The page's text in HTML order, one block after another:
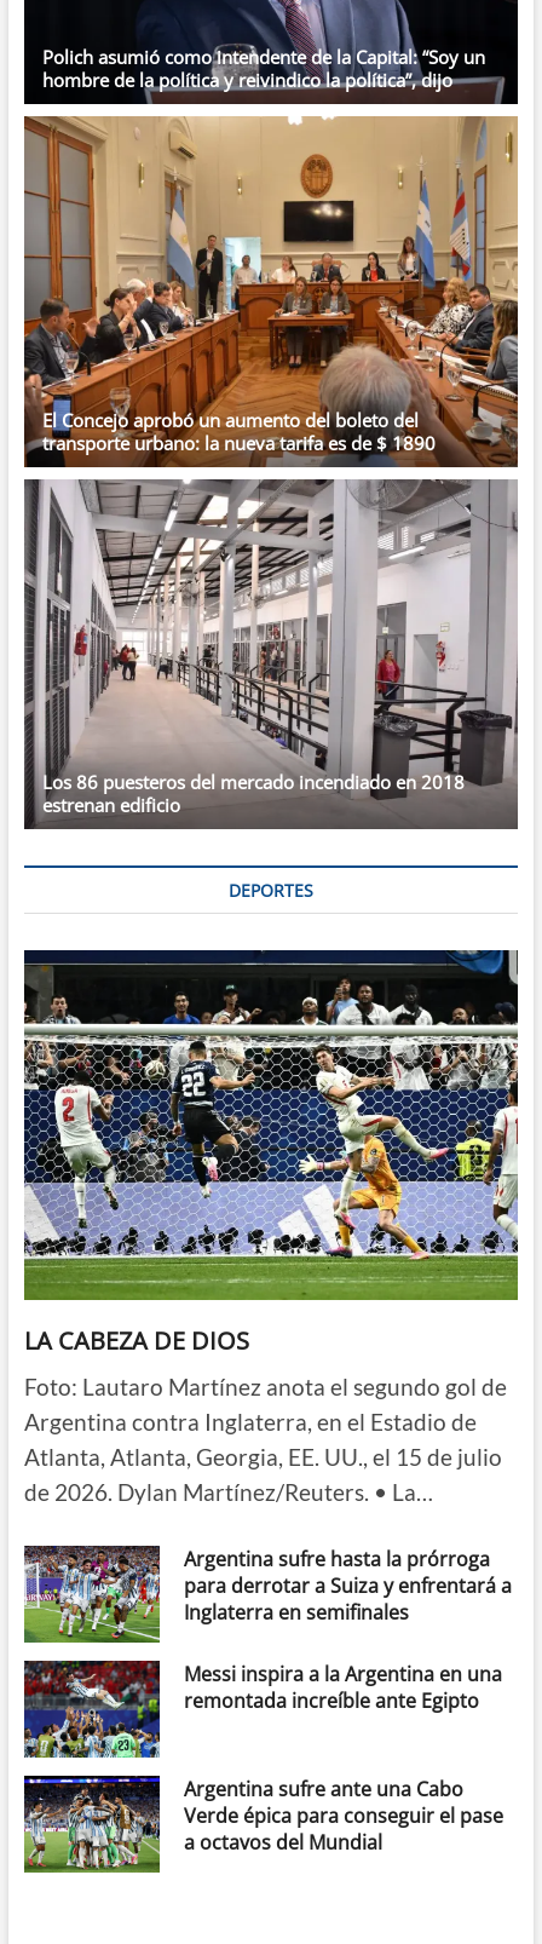
Polich asumió como intendente de la Capital: “Soy un
hombre de la política y reivindico la política”, dijo
El Concejo aprobó un aumento del boleto del
transporte urbano: la nueva tarifa es de $ 1890
Los 86 puesteros del mercado incendiado en 2018
estrenan edificio
DEPORTES
LA CABEZA DE DIOS
Foto: Lautaro Martínez anota el segundo gol de
Argentina contra Inglaterra, en el Estadio de
Atlanta, Atlanta, Georgia, EE. UU., el 15 de julio
de 2026. Dylan Martínez/Reuters. • La…
Argentina sufre hasta la prórroga
para derrotar a Suiza y enfrentará a
Inglaterra en semifinales
Messi inspira a la Argentina en una
remontada increíble ante Egipto
Argentina sufre ante una Cabo
Verde épica para conseguir el pase
a octavos del Mundial